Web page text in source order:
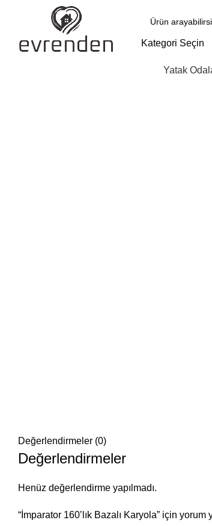
Kategori Seçin
Yatak
Değerlendirmeler (0)
Değerlendirmeler
Henüz değerlendirme yapılmadı.
“İmparator 160’lık Bazalı Karyola” için